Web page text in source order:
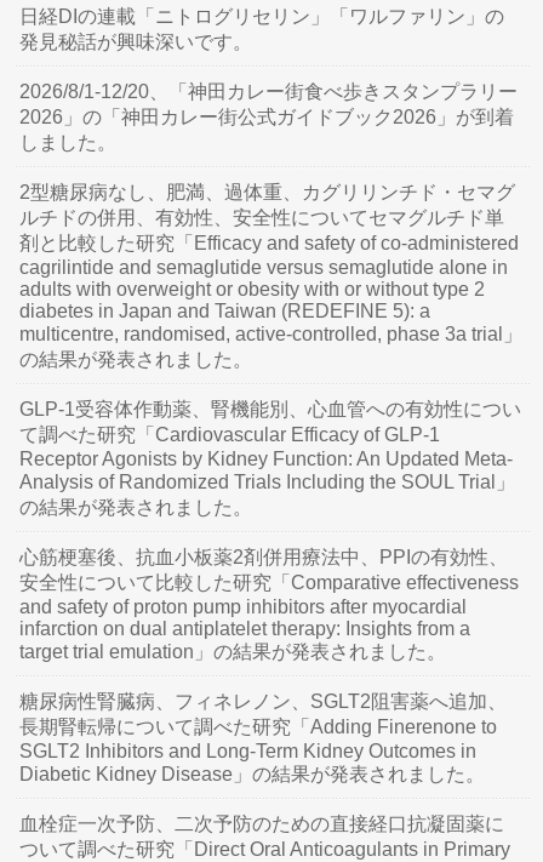
日経DIの連載「ニトログリセリン」「ワルファリン」の
発見秘話が興味深いです。
2026/8/1-12/20、「神田カレー街食べ歩きスタンプラリー
2026」の「神田カレー街公式ガイドブック2026」が到着
しました。
2型糖尿病なし、肥満、過体重、カグリリンチド・セマグ
ルチドの併用、有効性、安全性についてセマグルチド単
剤と比較した研究「Efficacy and safety of co-administered
cagrilintide and semaglutide versus semaglutide alone in
adults with overweight or obesity with or without type 2
diabetes in Japan and Taiwan (REDEFINE 5): a
multicentre, randomised, active-controlled, phase 3a trial」
の結果が発表されました。
GLP-1受容体作動薬、腎機能別、心血管への有効性につい
て調べた研究「Cardiovascular Efficacy of GLP-1
Receptor Agonists by Kidney Function: An Updated Meta-
Analysis of Randomized Trials Including the SOUL Trial」
の結果が発表されました。
心筋梗塞後、抗血小板薬2剤併用療法中、PPIの有効性、
安全性について比較した研究「Comparative effectiveness
and safety of proton pump inhibitors after myocardial
infarction on dual antiplatelet therapy: Insights from a
target trial emulation」の結果が発表されました。
糖尿病性腎臓病、フィネレノン、SGLT2阻害薬へ追加、
長期腎転帰について調べた研究「Adding Finerenone to
SGLT2 Inhibitors and Long-Term Kidney Outcomes in
Diabetic Kidney Disease」の結果が発表されました。
血栓症一次予防、二次予防のための直接経口抗凝固薬に
ついて調べた研究「Direct Oral Anticoagulants in Primary